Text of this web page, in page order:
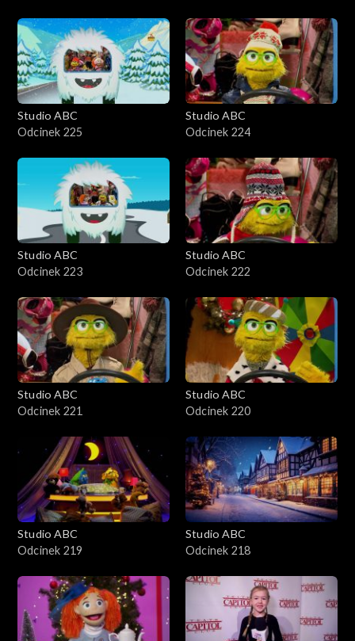
Studio ABC
Odcinek 225
Studio ABC
Odcinek 224
Studio ABC
Odcinek 223
Studio ABC
Odcinek 222
Studio ABC
Odcinek 221
Studio ABC
Odcinek 220
Studio ABC
Odcinek 219
Studio ABC
Odcinek 218